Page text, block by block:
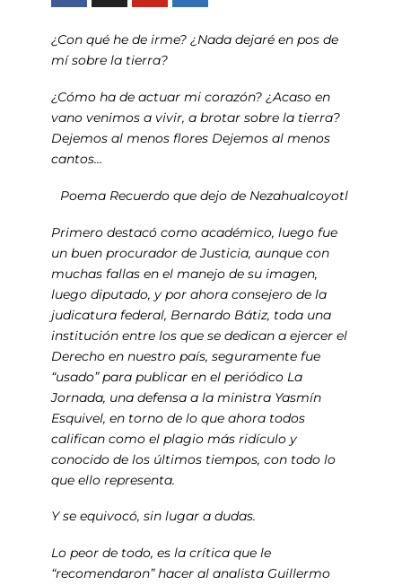
¿Con qué he de irme? ¿Nada dejaré en pos de
mí sobre la tierra?
¿Cómo ha de actuar mi corazón? ¿Acaso en
vano venimos a vivir, a brotar sobre la tierra?
Dejemos al menos flores Dejemos al menos
cantos…
PoemaRecuerdo que dejo de Nezahualcoyotl
Primero destacó como académico, luego fue
un buen procurador de Justicia, aunque con
muchas fallas en el manejo de su imagen,
luego diputado, y por ahora consejero de la
judicatura federal, Bernardo Bátiz, toda una
institución entre los que se dedican a ejercer el
Derecho en nuestro país, seguramente fue
“usado” para publicar en el periódico La
Jornada, una defensa a la ministra Yasmín
Esquivel, en torno de lo que ahora todos
califican como el plagio más ridículo y
conocido de los últimos tiempos, con todo lo
que ello representa.
Y se equivocó, sin lugar a dudas.
Lo peor de todo, es la crítica que le
“recomendaron” hacer al analista Guillermo